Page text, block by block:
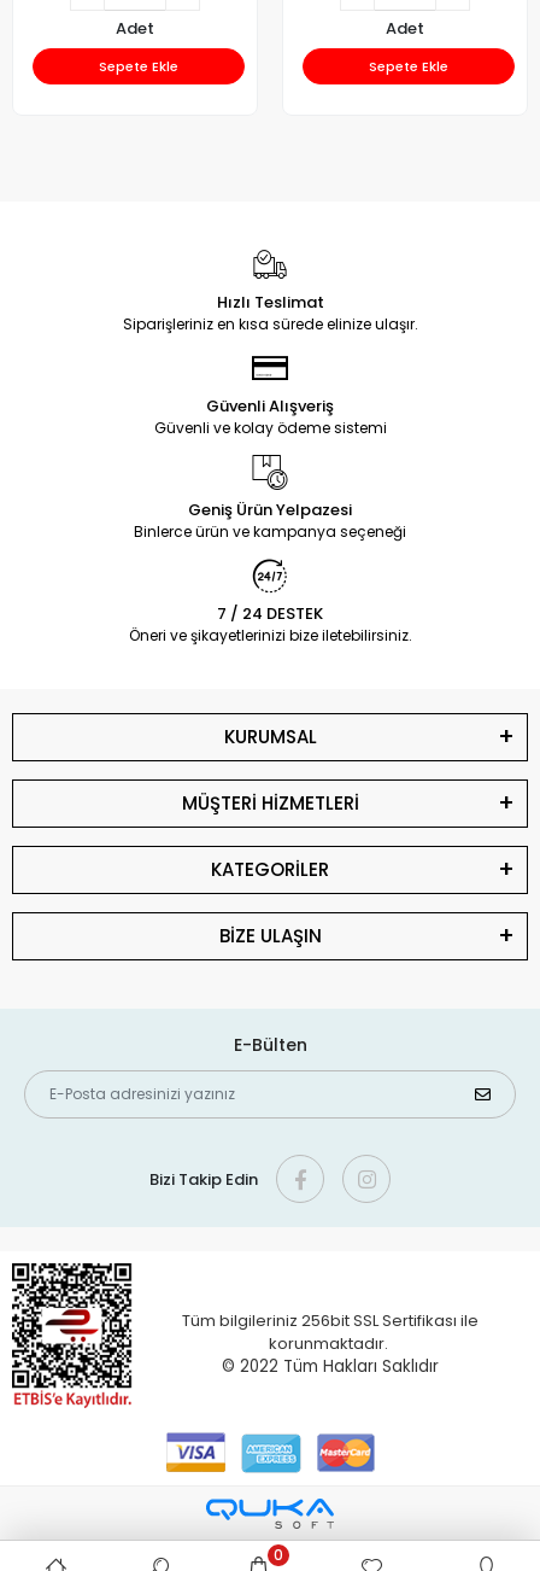
Adet
Sepete Ekle
Adet
Sepete Ekle
Hızlı Teslimat
Siparişleriniz en kısa sürede elinize ulaşır.
Güvenli Alışveriş
Güvenli ve kolay ödeme sistemi
Geniş Ürün Yelpazesi
Binlerce ürün ve kampanya seçeneği
7 / 24 DESTEK
Öneri ve şikayetlerinizi bize iletebilirsiniz.
KURUMSAL
MÜŞTERİ HİZMETLERİ
KATEGORİLER
BİZE ULAŞIN
E-Bülten
Bizi Takip Edin
Tüm bilgileriniz 256bit SSL Sertifikası ile
korunmaktadır.
© 2022 Tüm Hakları Saklıdır
0